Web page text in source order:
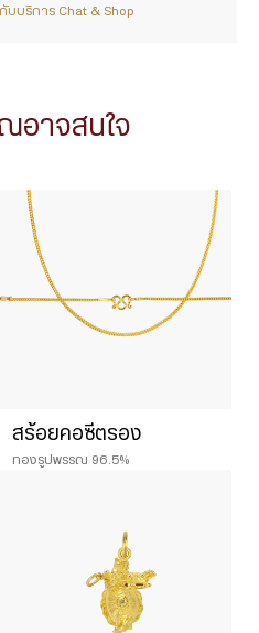
บริการ Chat & Shop
อาจสนใจ
สร้อยคอซีตรอง
ทองรูปพรรณ 96.5%